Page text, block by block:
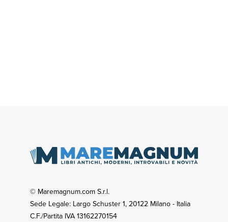
© Maremagnum.com S.r.l.
Sede Legale: Largo Schuster 1, 20122 Milano - Italia
C.F./Partita IVA 13162270154